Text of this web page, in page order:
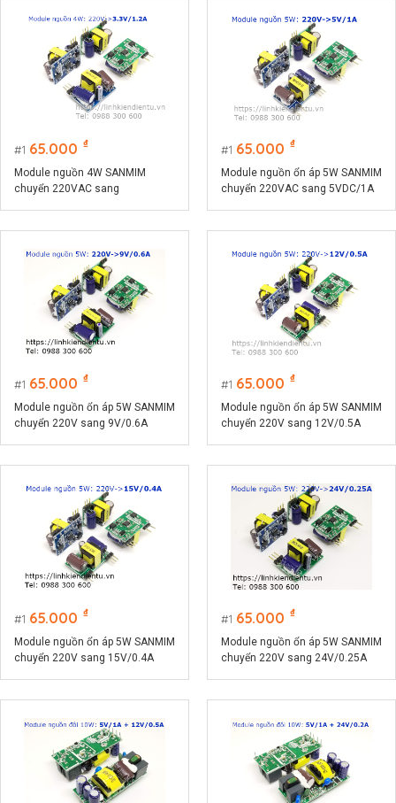
1 65.000 ₫
Module nguồn 4W SANMIM
chuyển 220VAC sang
1 65.000 ₫
Module nguồn ổn áp 5W SANMIM
chuyển 220VAC sang 5VDC/1A
1 65.000 ₫
Module nguồn ổn áp 5W SANMIM
chuyển 220V sang 9V/0.6A
1 65.000 ₫
Module nguồn ổn áp 5W SANMIM
chuyển 220V sang 12V/0.5A
1 65.000 ₫
Module nguồn ổn áp 5W SANMIM
chuyển 220V sang 15V/0.4A
1 65.000 ₫
Module nguồn ổn áp 5W SANMIM
chuyển 220V sang 24V/0.25A